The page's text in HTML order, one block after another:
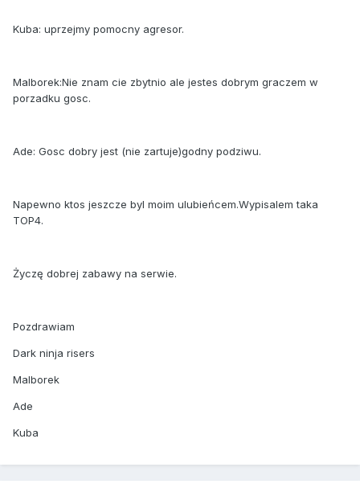
Kuba: uprzejmy pomocny agresor.
Malborek:Nie znam cie zbytnio ale jestes dobrym graczem w
porzadku gosc.
Ade: Gosc dobry jest (nie zartuje)godny podziwu.
Napewno ktos jeszcze byl moim ulubieńcem.Wypisalem taka
TOP4.
Życzę dobrej zabawy na serwie.
Pozdrawiam
Dark ninja risers
Malborek
Ade
Kuba